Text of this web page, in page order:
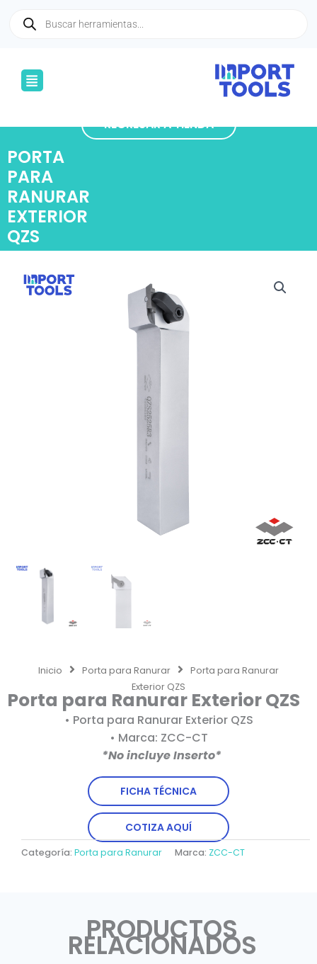
productos
Menú
PORTA
PARA
RANURAR
EXTERIOR
QZS
REGRESAR A TIENDA
Inicio Porta para Ranurar
Porta para Ranurar
Exterior QZS
Porta para Ranurar Exterior QZS
• Porta para Ranurar Exterior QZS
• Marca: ZCC-CT
*No incluye Inserto*
FICHA TÉCNICA
COTIZA AQUÍ
Categoría: Porta para Ranurar Marca: ZCC-CT
PRODUCTOS
RELACIONADOS